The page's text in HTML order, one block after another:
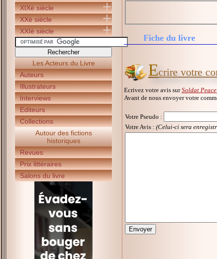
XIXè siècle
XXè siècle
XXIè siècle
Les Acteurs du Livre
Auteurs
Illustrateurs
Interviews
Editeurs
Collections
Autour des fictions
historiques
Revues
Prix littéraires
Salons du livre
Fiche du livre
Ecrire votre
Ecrivez votre avis surSoldat
Avant de nous envoyer votre
Votre Pseudo :
Votre Avis : (Celui-ci sera